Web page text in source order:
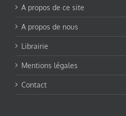
A propos de ce site
A propos de nous
Librairie
Mentions légales
Contact